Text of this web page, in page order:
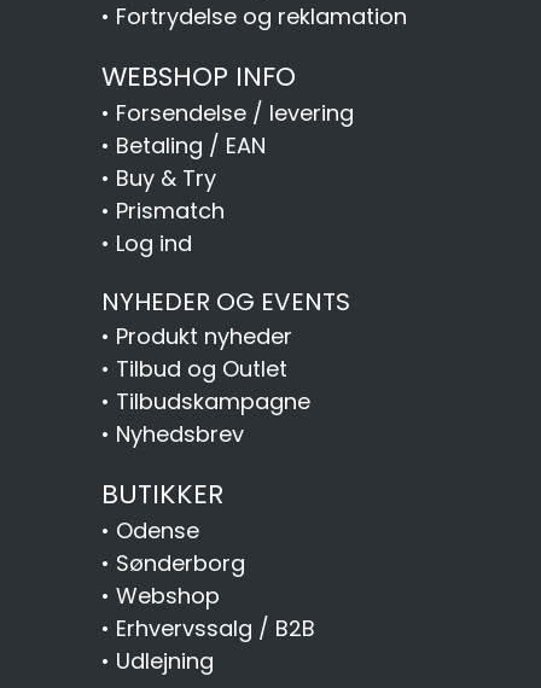
• Fortrydelse og reklamation
WEBSHOP INFO
• Forsendelse / levering
• Betaling / EAN
• Buy & Try
• Prismatch
• Log ind
NYHEDER OG EVENTS
• Produkt nyheder
• Tilbud og Outlet
• Tilbudskampagne
• Nyhedsbrev
BUTIKKER
• Odense
• Sønderborg
• Webshop
• Erhvervssalg / B2B
• Udlejning